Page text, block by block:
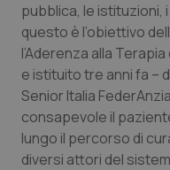
Campania
Emilia-Romagna
Friuli Venezia
Lazio
Car-T
Colesterolo &
Dermatite
Diabete &
pubblica, le istituzioni,
questo è l’obiettivo
l’Aderenza alla
e istituito tre anni fa –
Senior Italia
consapevole il
lungo il percorso di
diversi attori del